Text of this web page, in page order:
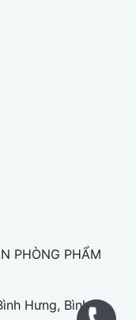
PHÒNG PHẨM
Hưng, Bình